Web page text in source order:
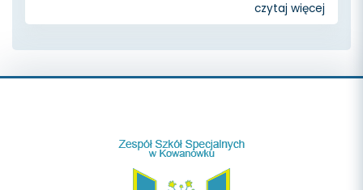
czytaj więcej